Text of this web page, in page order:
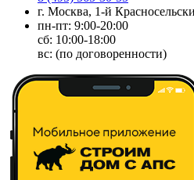
г. Москва, 1-й
пн-пт: 9:00-20:00
сб: 10:00-18:00
вс: (по договоренности)